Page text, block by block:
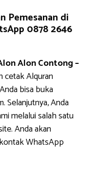
Pemesanan di
0878 2646
Alon Contong –
cetak Alquran
Anda bisa buka
Selanjutnya, Anda
melalui salah satu
Anda akan
WhatsApp